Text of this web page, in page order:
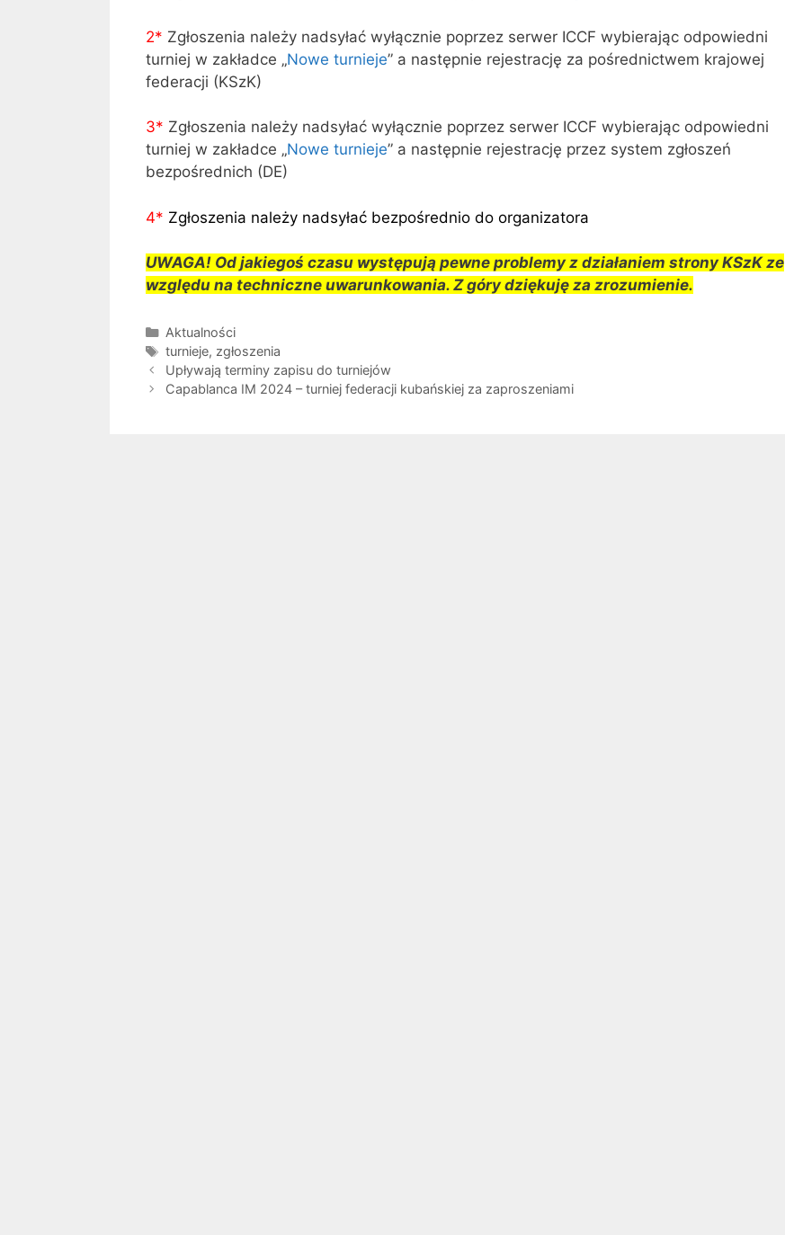
2* Zgłoszenia należy nadsyłać wyłącznie poprzez serwer ICCF wybierając odpowiedni
turniej w zakładce „Nowe turnieje” a następnie rejestrację za pośrednictwem krajowej
federacji (KSzK)
3* Zgłoszenia należy nadsyłać wyłącznie poprzez serwer ICCF wybierając odpowiedni
turniej w zakładce „Nowe turnieje” a następnie rejestrację przez system zgłoszeń
bezpośrednich (DE)
4* Zgłoszenia należy nadsyłać bezpośrednio do organizatora
UWAGA! Od jakiegoś czasu występują pewne problemy z działaniem strony KSzK ze
względu na techniczne uwarunkowania. Z góry dziękuję za zrozumienie.
Kategorie
Aktualności
Tagi
turnieje, zgłoszenia
Upływają terminy zapisu do turniejów
Capablanca IM 2024 – turniej federacji kubańskiej za zaproszeniami